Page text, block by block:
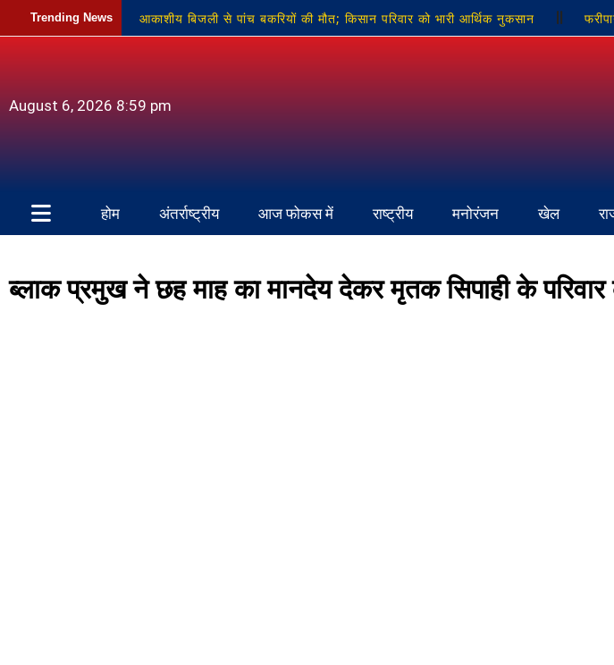
Trending News आकाशीय बिजली से पांच बकरियों की मौत; किसान परिवार को भारी आर्थिक नुकसान
August 6, 2026 8:59 pm
होम अंतर्राष्ट्रीय आज फोकस में राष्ट्रीय मनोरंजन खेल
ब्लाक प्रमुख ने छह माह का मानदेय देकर मृतक सिपाही के